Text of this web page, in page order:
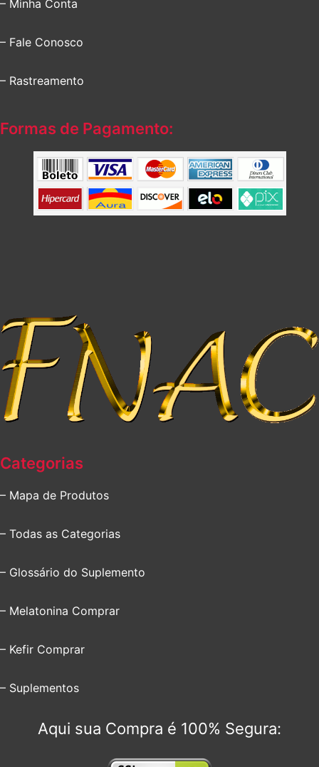
– Minha Conta
– Fale Conosco
– Rastreamento
Formas de Pagamento:
Categorias
– Mapa de Produtos
– Todas as Categorias
– Glossário do Suplemento
– Melatonina Comprar
– Kefir Comprar
– Suplementos
Aqui sua Compra é 100% Segura: